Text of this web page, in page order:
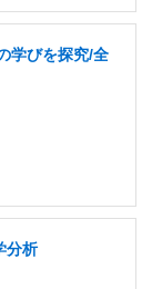
学びを探究/全
分析